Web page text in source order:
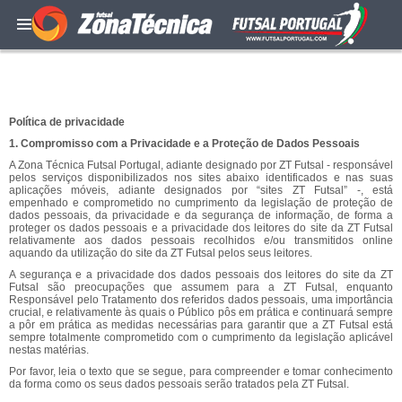
Política de privacidade
1. Compromisso com a Privacidade e a Proteção de Dados Pessoais
A Zona Técnica Futsal Portugal, adiante designado por ZT Futsal - responsável
pelos serviços disponibilizados nos sites abaixo identificados e nas suas
aplicações móveis, adiante designados por “sites ZT Futsal” -, está
empenhado e comprometido no cumprimento da legislação de proteção de
dados pessoais, da privacidade e da segurança de informação, de forma a
proteger os dados pessoais e a privacidade dos leitores do site da ZT Futsal
relativamente aos dados pessoais recolhidos e/ou transmitidos online
aquando da utilização do site da ZT Futsal pelos seus leitores.
A segurança e a privacidade dos dados pessoais dos leitores do site da ZT
Futsal são preocupações que assumem para a ZT Futsal, enquanto
Responsável pelo Tratamento dos referidos dados pessoais, uma importância
crucial, e relativamente às quais o Público pôs em prática e continuará sempre
a pôr em prática as medidas necessárias para garantir que a ZT Futsal está
sempre totalmente comprometido com o cumprimento da legislação aplicável
nestas matérias.
Por favor, leia o texto que se segue, para compreender e tomar conhecimento
da forma como os seus dados pessoais serão tratados pela ZT Futsal.